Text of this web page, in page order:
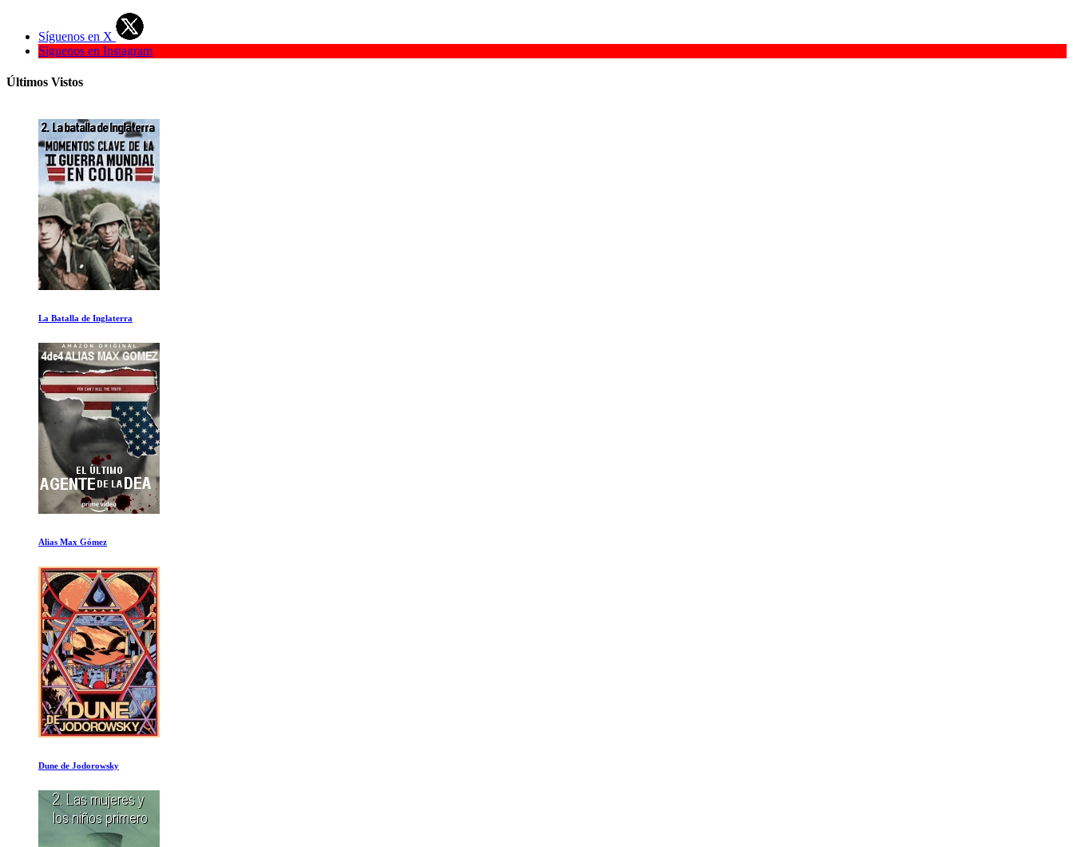
Síguenos en X
Síguenos en Instagram
Últimos Vistos
Nueva Orleans
Las lunas de Saturno
Todos al Bistro